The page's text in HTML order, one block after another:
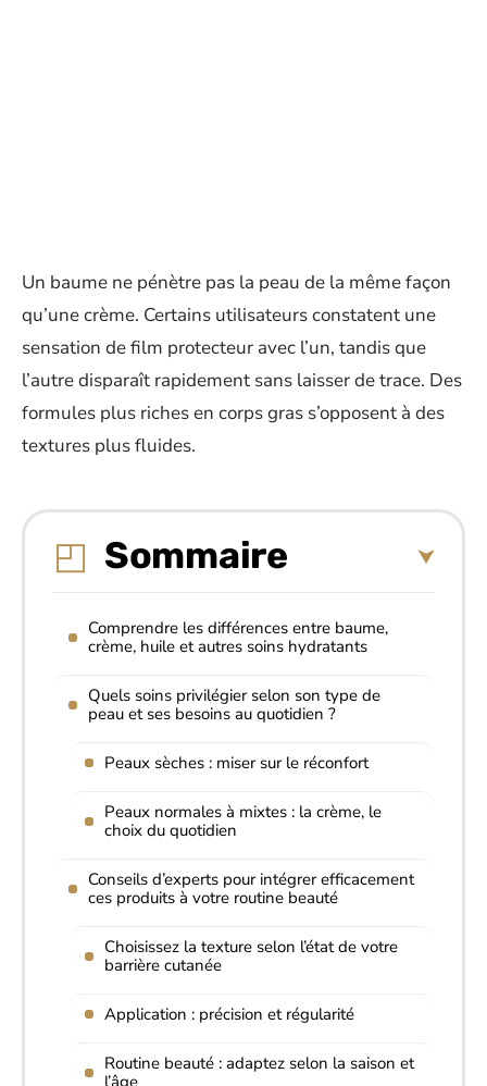
Un baume ne pénètre pas la peau de la même façon
qu’une crème. Certains utilisateurs constatent une
sensation de film protecteur avec l’un, tandis que
l’autre disparaît rapidement sans laisser de trace. Des
formules plus riches en corps gras s’opposent à des
textures plus fluides.
Sommaire
Comprendre les différences entre baume,
crème, huile et autres soins hydratants
Quels soins privilégier selon son type de
peau et ses besoins au quotidien ?
Peaux sèches : miser sur le réconfort
Peaux normales à mixtes : la crème, le
choix du quotidien
Conseils d’experts pour intégrer efficacement
ces produits à votre routine beauté
Choisissez la texture selon l’état de votre
barrière cutanée
Application : précision et régularité
Routine beauté : adaptez selon la saison et
l’âge